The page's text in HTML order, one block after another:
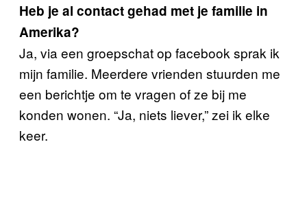
Heb je al contact gehad met je familie in
Amerika?
Ja, via een groepschat op facebook sprak ik
mijn familie. Meerdere vrienden stuurden me
een berichtje om te vragen of ze bij me
konden wonen. “Ja, niets liever,” zei ik elke
keer.